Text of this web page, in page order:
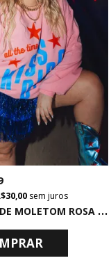
C
ASACO DE MOLETOM ROSA KISS DISCO
30,00sem juros